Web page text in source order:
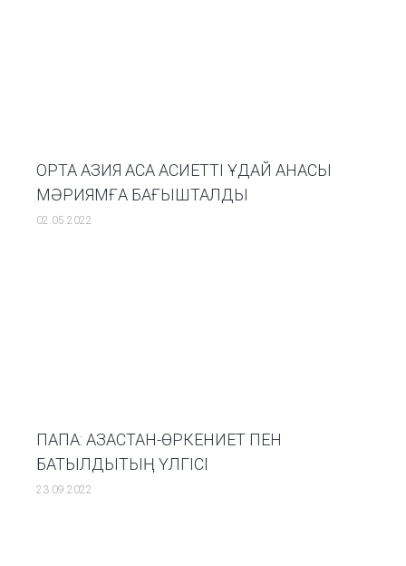
ОРТА АЗИЯ АСА ҚАСИЕТТІ ҚҰДАЙ АНАСЫ
МӘРИЯМҒА БАҒЫШТАЛДЫ
02.05.2022
ПАПА: ҚАЗАҚСТАН-ӨРКЕНИЕТ ПЕН
БАТЫЛДЫҚТЫҢ ҮЛГІСІ
23.09.2022